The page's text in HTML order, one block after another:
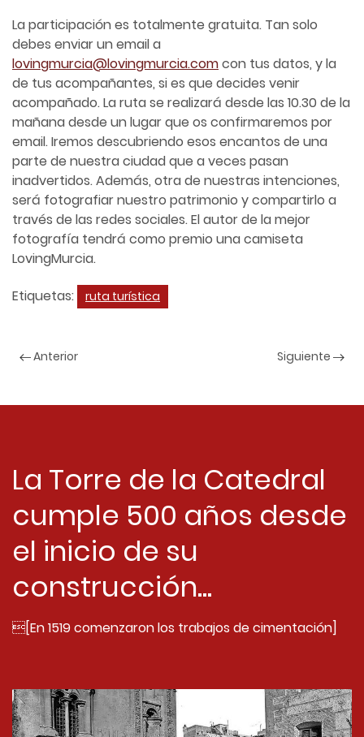
La participación es totalmente gratuita. Tan solo
debes enviar un email a
lovingmurcia@lovingmurcia.comcon tus datos, y la
de tus acompañantes, si es que decides venir
acompañado. La ruta se realizará desde las 10.30 de la
mañana desde un lugar que os confirmaremos por
email. Iremos descubriendo esos encantos de una
parte de nuestra ciudad que a veces pasan
inadvertidos. Además, otra de nuestras intenciones,
será fotografiar nuestro patrimonio y compartirlo a
través de las redes sociales. El autor de la mejor
fotografía tendrá como premio una camiseta
LovingMurcia.
Etiquetas:
ruta turística
Anterior Siguiente
La Torre de la Catedral
cumple 500 años desde
el inicio de su
construcción...
[En 1519 comenzaron los trabajos de cimentación]